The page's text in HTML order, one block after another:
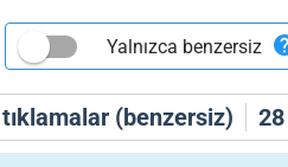
tıklamalar (benzersiz) 28
Yalnızca benzersiz